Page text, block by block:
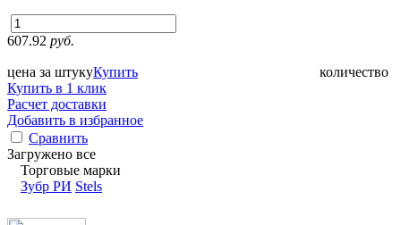
607.92 руб.
цена за штуку количество
Купить
Купить в 1 клик
Расчет доставки
Добавить в избранное
Сравнить
Загружено все
Торговые марки
Зубр РИ Stels